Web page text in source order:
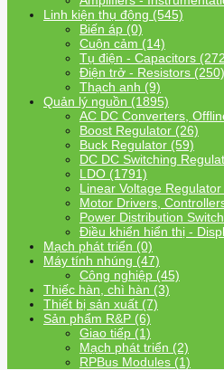
Linh kiện thụ động (545)
Biến áp (0)
Cuộn cảm (14)
Tụ điện - Capacitors
Điện trở - Resistors (250)
Thạch anh (9)
Quản lý nguồn (1895)
AC DC Converters,
Boost Regulator (26)
Buck Regulator (59)
DC DC Switching
LDO (1791)
Linear Voltage Regulator
Motor Drivers,
Power Distribution
Điều khiển hiển thị -
Mạch phát triển (0)
Máy tính nhúng (47)
Công nghiệp (45)
Thiếc hàn, chì hàn (3)
Thiết bị sản xuất (7)
Sản phẩm R&P (6)
Giao tiếp (1)
Mạch phát triển (2)
RPBus Modules (1)